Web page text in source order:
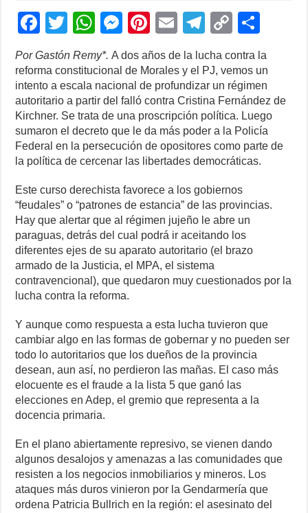
F
a
c
e
b
o
o
T
wi
tt
er
W
h
at
s
A
p
p
M
e
ss
e
n
g
er
Pi
nt
er
e
st
E
m
ail
T
el
e
gr
a
m
C
p
y
Li
n
k
ar
e
Por Gastón Remy*.A dos años de la lucha contra la
reforma constitucional de Morales y el PJ, vemos un
intento a escala nacional de profundizar un régimen
autoritario a partir del falló contra Cristina Fernández de
Kirchner. Se trata de una proscripción política. Luego
sumaron el decreto que le da más poder a la Policía
Federal en la persecución de opositores como parte de
la política de cercenar las libertades democráticas.
Este curso derechista favorece a los gobiernos
“feudales” o “patrones de estancia” de las provincias.
Hay que alertar que al régimen jujeño le abre un
paraguas, detrás del cual podrá ir aceitando los
diferentes ejes de su aparato autoritario (el brazo
armado de la Justicia, el MPA, el sistema
contravencional), que quedaron muy cuestionados por la
lucha contra la reforma.
Y aunque como respuesta a esta lucha tuvieron que
cambiar algo en las formas de gobernar y no pueden ser
todo lo autoritarios que los dueños de la provincia
desean, aun así, no perdieron las mañas. El caso más
elocuente es el fraude a la lista 5 que ganó las
elecciones en Adep, el gremio que representa a la
docencia primaria.
En el plano abiertamente represivo, se vienen dando
algunos desalojos y amenazas a las comunidades que
resisten a los negocios inmobiliarios y mineros. Los
ataques más duros vinieron por la Gendarmería que
ordena Patricia Bullrich en la región: el asesinato del